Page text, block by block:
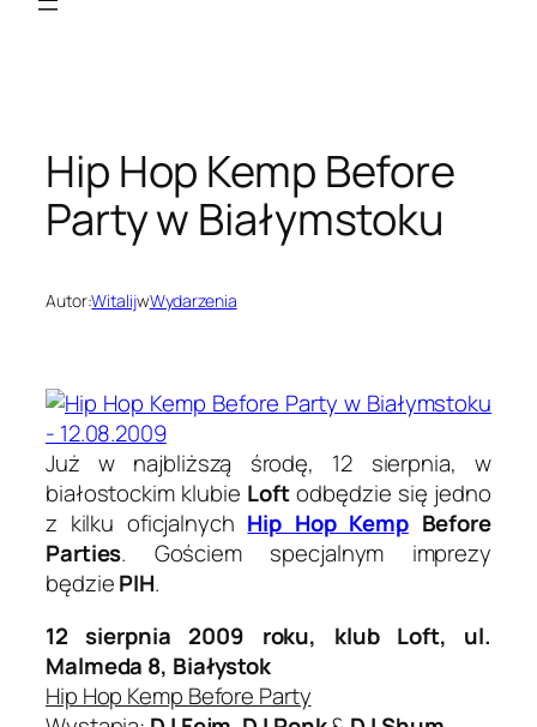
Hip Hop Kemp Before
Party w Białymstoku
Autor:WitalijwWydarzenia
Już w najbliższą środę, 12 sierpnia, w
białostockim klubie Loftodbędzie się jedno
z kilku oficjalnych Hip Hop KempBefore
Parties. Gościem specjalnym imprezy
będziePIH.
12 sierpnia 2009 roku, klub Loft, ul.
Malmeda 8, Białystok
Hip Hop Kemp Before Party